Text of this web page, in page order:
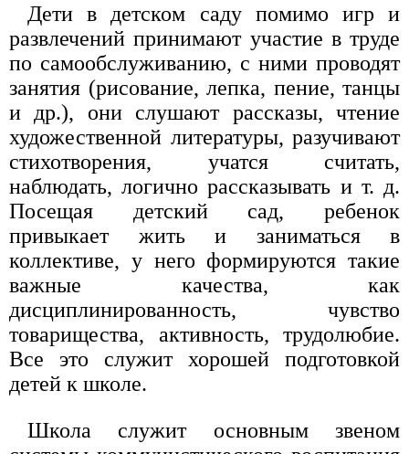
Дети в детском саду помимо игр и
развлечений принимают участие в труде
по самообслуживанию, с ними проводят
занятия (рисование, лепка, пение, танцы
и др.), они слушают рассказы, чтение
художественной литературы, разучивают
стихотворения, учатся считать,
наблюдать, логично рассказывать и т. д.
Посещая детский сад, ребенок
привыкает жить и заниматься в
коллективе, у него формируются такие
важные качества, как
дисциплинированность, чувство
товарищества, активность, трудолюбие.
Все это служит хорошей подготовкой
детей к школе.
Школа служит основным звеном